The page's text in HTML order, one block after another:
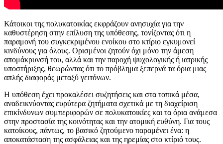
Κάτοικοι της πολυκατοικίας εκφράζουν ανησυχία για την
καθυστέρηση στην επίλυση της υπόθεσης, τονίζοντας ότι η
παραμονή του συγκεκριμένου ενοίκου στο κτίριο εγκυμονεί
κινδύνους για όλους. Ορισμένοι ζητούν όχι μόνο την άμεση
απομάκρυνσή του, αλλά και την παροχή ψυχολογικής ή ιατρικής
υποστήριξης, θεωρώντας ότι το πρόβλημα ξεπερνά τα όρια μιας
απλής διαφοράς μεταξύ γειτόνων.
Η υπόθεση έχει προκαλέσει συζητήσεις και στα τοπικά μέσα,
αναδεικνύοντας ευρύτερα ζητήματα σχετικά με τη διαχείριση
επικίνδυνων συμπεριφορών σε πολυκατοικίες και τα όρια ανάμεσα
στην προστασία της κοινότητας και την ατομική ευθύνη. Για τους
κατοίκους, πάντως, το βασικό ζητούμενο παραμένει ένα: η
αποκατάσταση της ασφάλειας και της ηρεμίας στο κτίριό τους.